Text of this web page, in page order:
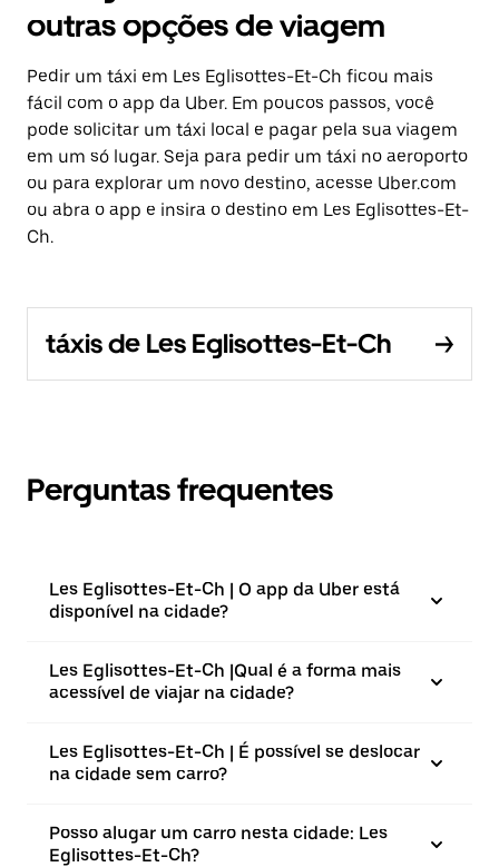
outras opções de viagem
Pedir um táxi em Les Eglisottes-Et-Ch ficou mais
fácil com o app da Uber. Em poucos passos, você
pode solicitar um táxi local e pagar pela sua viagem
em um só lugar. Seja para pedir um táxi no aeroporto
ou para explorar um novo destino, acesse Uber.com
ou abra o app e insira o destino em Les Eglisottes-Et-
Ch.
táxis de Les Eglisottes-Et-Ch
Perguntas frequentes
Les Eglisottes-Et-Ch | O app da Uber está
disponível na cidade?
Les Eglisottes-Et-Ch |⁠Qual é a forma mais
acessível de viajar na cidade?
Les Eglisottes-Et-Ch | É possível se deslocar
na cidade sem carro?
Posso alugar um carro nesta cidade: Les
Eglisottes-Et-Ch?